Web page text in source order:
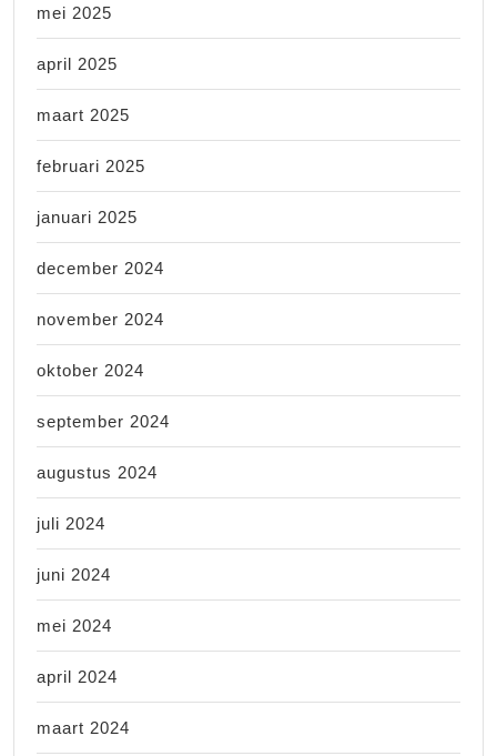
mei 2025
april 2025
maart 2025
februari 2025
januari 2025
december 2024
november 2024
oktober 2024
september 2024
augustus 2024
juli 2024
juni 2024
mei 2024
april 2024
maart 2024